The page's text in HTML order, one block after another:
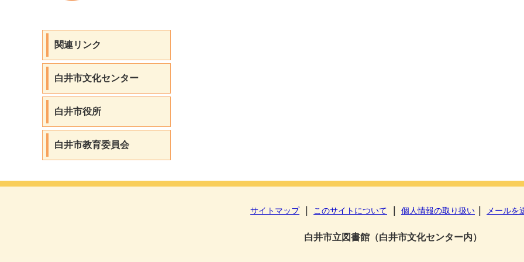
関連リンク
白井市文化センター
白井市役所
白井市教育委員会
サイトマップ｜ このサイトについて 個人情報の取り扱い メールを
白井市立図書館（白井市文化センター内）